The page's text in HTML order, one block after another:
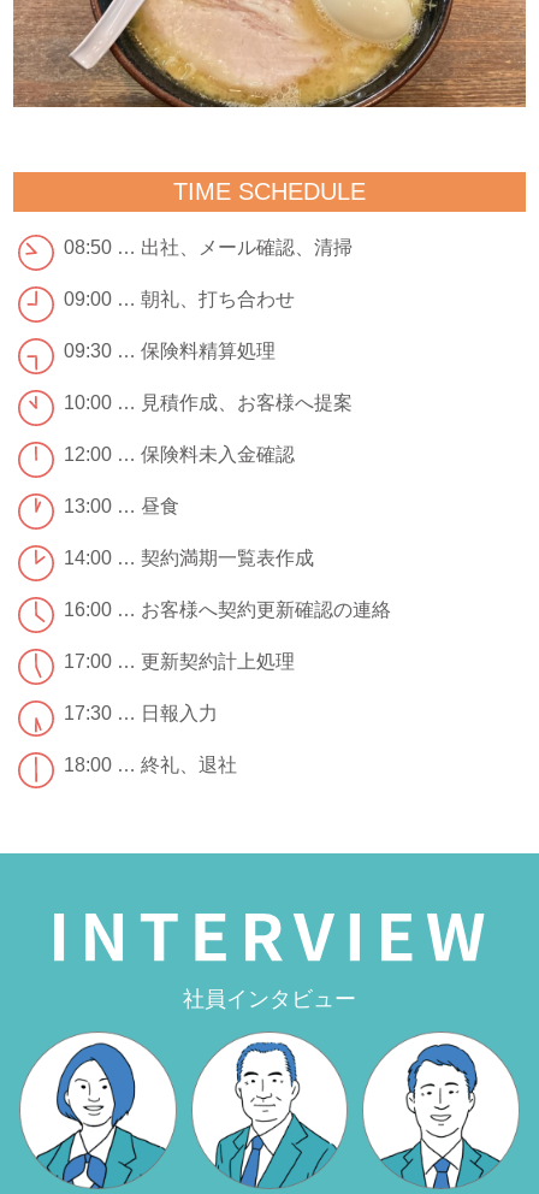
TIME SCHEDULE
08:50 … 出社、メール確認、清掃
09:00 … 朝礼、打ち合わせ
09:30 … 保険料精算処理
10:00 … 見積作成、お客様へ提案
12:00 … 保険料未入金確認
13:00 … 昼食
14:00 … 契約満期一覧表作成
16:00 … お客様へ契約更新確認の連絡
17:00 … 更新契約計上処理
17:30 … 日報入力
18:00 … 終礼、退社
社員インタビュー